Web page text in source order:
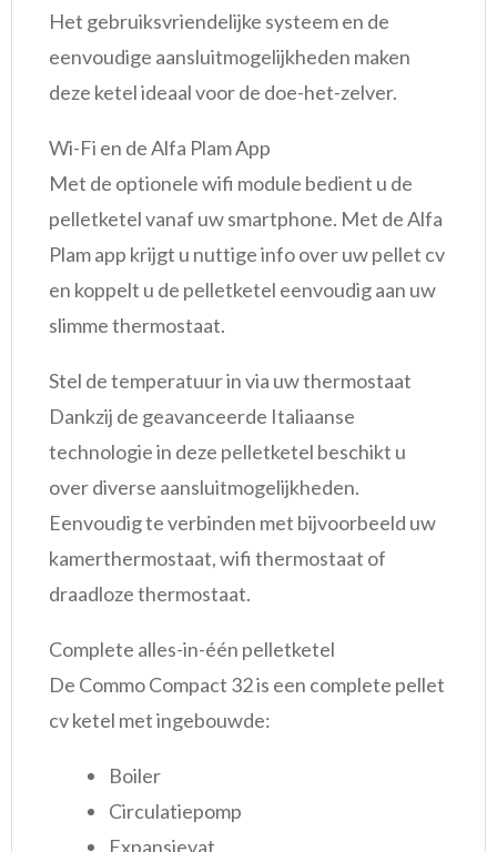
Het gebruiksvriendelijke systeem en de
eenvoudige aansluitmogelijkheden maken
deze ketel ideaal voor de doe-het-zelver.
Wi-Fi en de Alfa Plam App
Met de optionele wifi module bedient u de
pelletketel vanaf uw smartphone. Met de Alfa
Plam app krijgt u nuttige info over uw pellet cv
en koppelt u de pelletketel eenvoudig aan uw
slimme thermostaat.
Stel de temperatuur in via uw thermostaat
Dankzij de geavanceerde Italiaanse
technologie in deze pelletketel beschikt u
over diverse aansluitmogelijkheden.
Eenvoudig te verbinden met bijvoorbeeld uw
kamerthermostaat, wifi thermostaat of
draadloze thermostaat.
Complete alles-in-één pelletketel
De Commo Compact 32 is een complete pellet
cv ketel met ingebouwde:
Boiler
Circulatiepomp
Expansievat